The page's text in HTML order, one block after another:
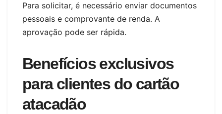
Para solicitar, é necessário enviar documentos
pessoais e comprovante de renda. A
aprovação pode ser rápida.
Benefícios exclusivos
para clientes do cartão
atacadão